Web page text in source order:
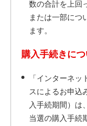
数の合計を上回
または一部につ
ます。
購入手続きに
「インターネ
スによるお申込
入手続期間）は
当選の購入手続